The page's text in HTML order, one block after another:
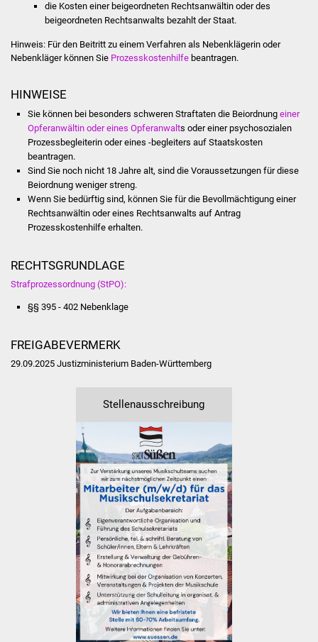
NETZMonitor
Gesundheit und Notfall
Hitzewarnung / UV-
Einrichtungen
Hallenbad
Stadtbücherei
Stadtarchiv
Zehntscheuer
Bürgerhaus
Kulturhalle
die Kosten einer beigeordneten Rechtsanwältin oder des
beigeordneten Rechtsanwalts bezahlt der Staat.
Hinweis: Für den Beitritt zu einem Verfahren als Nebenklägerin oder
Nebenkläger können Sie Prozesskostenhilfebeantragen.
HINWEISE
Sie können bei besonders schweren Straftaten die Beiordnung einer
Opferanwältin oder eines Opferanwalts oder einer psychosozialen
Prozessbegleiterin oder eines -begleiters auf Staatskosten
beantragen.
Sind Sie noch nicht 18 Jahre alt, sind die Voraussetzungen für diese
Beiordnung weniger streng.
Wenn Sie bedürftig sind, können Sie für die Bevollmächtigung einer
Rechtsanwältin oder eines Rechtsanwalts auf Antrag
Prozesskostenhilfe erhalten.
RECHTSGRUNDLAGE
Strafprozessordnung (StPO):
§§ 395 - 402 Nebenklage
FREIGABEVERMERK
29.09.2025 Justizministerium Baden-Württemberg
Stellenausschreibung